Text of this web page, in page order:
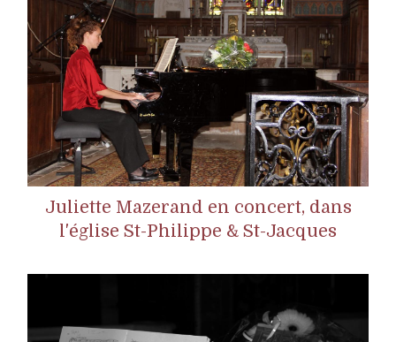
Juliette Mazerand en concert, dans
l'église St-Philippe & St-Jacques